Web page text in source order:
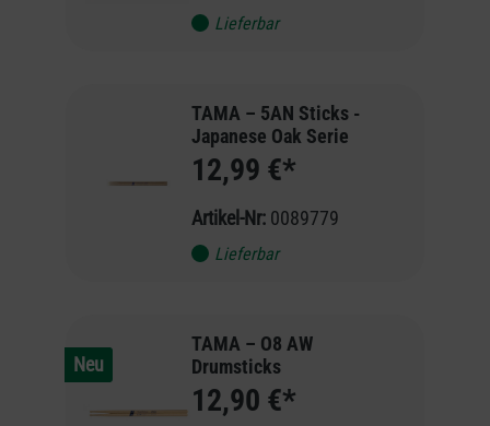
Lieferbar
TAMA – 5AN Sticks -
Japanese Oak Serie
12,99 €*
Artikel-Nr: 0089779
Lieferbar
Neu
TAMA – O8 AW
Drumsticks
12,90 €*